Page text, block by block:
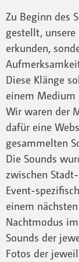
Zu Beginn des
gestellt,
erkunden,
Diese Klänge
einem Medium
Wir waren der
dafür eine
gesammelten
Die Sounds
zwischen
Event-
einem
Nachtmodus
Sounds der
Fotos der